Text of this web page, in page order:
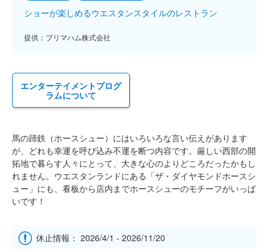
ショーが楽しめるウエスタンスタイルのレストラン
提供：プリマハム株式会社
エンターテイメントプログ
ラムについて
馬の蹄鉄（ホースシュー）にはいろいろな言い伝えがあります
が、どれも幸運を呼び込み不運を断つ内容です。厳しい西部の開
拓地で暮らす人々にとって、大きな心のよりどころだったかもし
れません。ウエスタンランドにある「ザ・ダイヤモンドホースシ
ュー」にも、看板から店内までホースシューのモチーフがいっぱ
いです！
休止情報： 2026/4/1 - 2026/11/20